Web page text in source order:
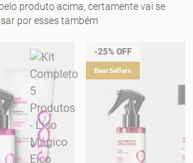
produto acima, certamente vai se
por esses também
-25% OFF
Best Sellers